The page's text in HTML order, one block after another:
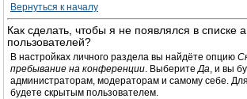
Вернуться к началу
Как сделать, чтобы я не появлялся в списке
пользователей?
В настройках личного раздела вы найдёте опцию
пребывание на конференции. ВыберитеДа, и вы
администраторам, модераторам и самому себе.
будете скрытым пользователем.